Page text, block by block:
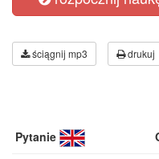
ściągnij mp3 drukuj
Pytanie